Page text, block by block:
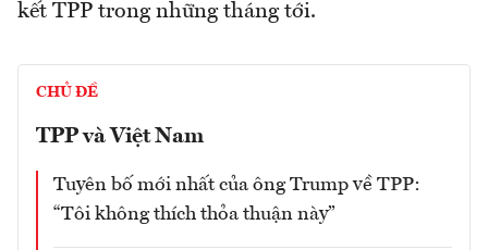
kết TPP trong những tháng tới.
CHỦ ĐỀ
TPP và Việt Nam
Tuyên bố mới nhất của ông Trump về TPP:
“Tôi không thích thỏa thuận này”